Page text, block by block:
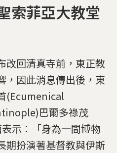
索菲亞大教堂
改回清真寺前，東正教
，因此消息傳出後，東
(Ecumenical
巴爾多祿茂
示：「身為一間博物
期扮演著基督教與伊斯